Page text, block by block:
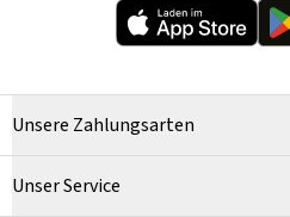
Unsere Zahlungsarten
Unser Service